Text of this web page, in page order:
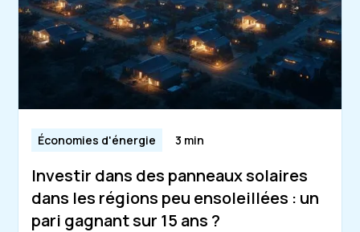
Économies d'énergie 3 min
Investir dans des panneaux solaires
dans les régions peu ensoleillées : un
pari gagnant sur 15 ans ?